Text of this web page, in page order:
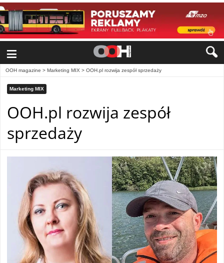
≡
OOH magazine > Marketing MIX > OOH.pl rozwija zespół sprzedaży
Marketing MIX
OOH.pl rozwija zespół
sprzedaży